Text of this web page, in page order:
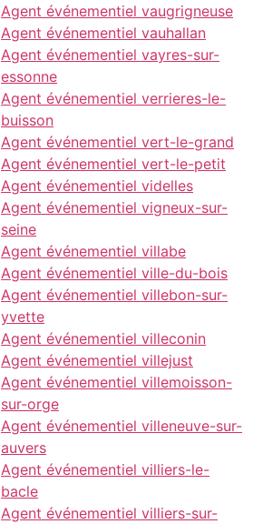
Agent événementiel vaugrigneuse
Agent événementiel vauhallan
Agent événementiel vayres-sur-
essonne
Agent événementiel verrieres-le-
buisson
Agent événementiel vert-le-grand
Agent événementiel vert-le-petit
Agent événementiel videlles
Agent événementiel vigneux-sur-
seine
Agent événementiel villabe
Agent événementiel ville-du-bois
Agent événementiel villebon-sur-
yvette
Agent événementiel villeconin
Agent événementiel villejust
Agent événementiel villemoisson-
sur-orge
Agent événementiel villeneuve-sur-
auvers
Agent événementiel villiers-le-
bacle
Agent événementiel villiers-sur-